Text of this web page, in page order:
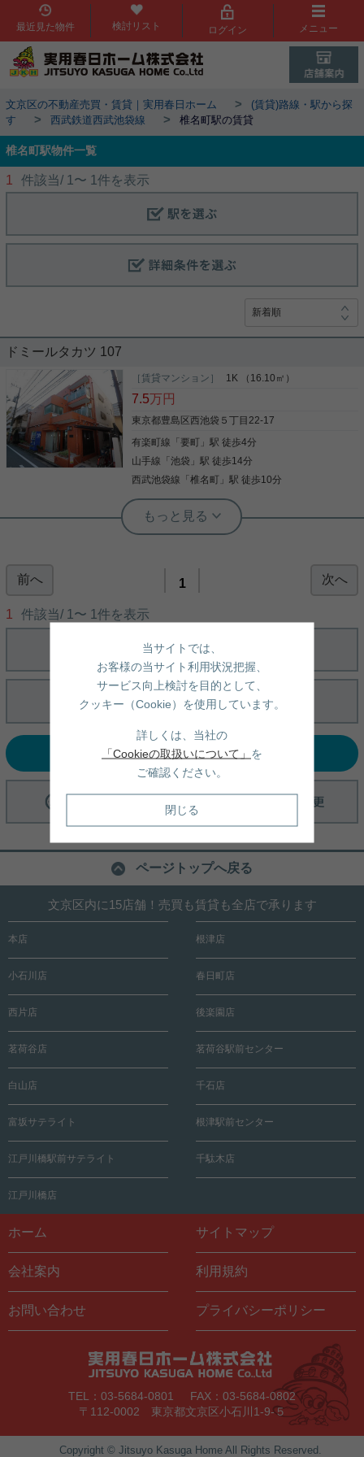
最近見た物件 検討リスト ログイン メニュー
文京区の不動産売買・賃貸｜実用春日ホーム >
(賃貸)路線・駅から探
す
> 西武鉄道西武池袋線 > 椎名町駅の賃貸
椎名町駅物件一覧
1 件該当/ 1 〜 1 件を表示
ドミールタカツ 107
［賃貸マンション］ 1K （16.10㎡）
7.5万円
東京都豊島区西池袋５丁目22-17
有楽町線 「要町 」駅 徒歩4分
山手線 「池袋 」駅 徒歩14分
西武池袋線 「椎名町 」駅 徒歩10分
実用春日ホーム 茗荷谷駅前センター 齊藤敏孝
3駅以上利用可 2沿線利用可 フローリン
☆立教大学至近☆女性限定マンション☆ バストイレ
ロ、収納棚も備わっている当該物件！ 管理人も常駐
になるので、セキュリティもしっかりしておりま
ください！！
詳細を見る
前へ 1 次へ
1 件該当/ 1 〜 1 件を表示
選択中の条件でお問い合わせ
ページトップへ戻る
文京区内に15店舗！売買も賃貸も全店で承ります
本店 根津店
小石川店 春日町店
西片店 後楽園店
茗荷谷店 茗荷谷駅前センター
白山店 千石店
富坂サテライト 根津駅前センター
江戸川橋駅前サテライト 千駄木店
江戸川橋店
ホーム サイトマップ
会社案内 利用規約
お問い合わせ プライバシーポリシー
TEL：03-5684-0801
FAX：03-5684-0802
〒112-0002 東京都文京区小石川1-9-５
Copyright © Jitsuyo Kasuga Home All Rights Reserved.
当サイトでは、
お客様の当サイト利用状況把握、
サービス向上検討を目的として、
クッキー（Cookie）を使用しています。
詳しくは、当社の
「Cookieの取扱いについて」 を
ご確認ください。
閉じる